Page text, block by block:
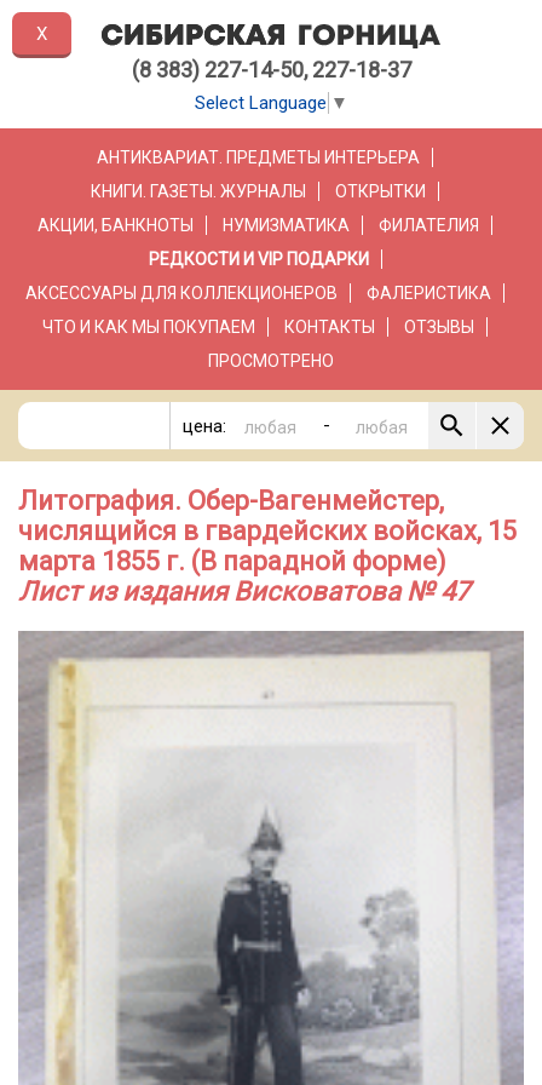
(8 383) 227-14-50, 227-18-37
Select Language ▼
АНТИКВАРИАТ. ПРЕДМЕТЫ ИНТЕРЬЕРА
КНИГИ. ГАЗЕТЫ. ЖУРНАЛЫ
ОТКРЫТКИ
АКЦИИ, БАНКНОТЫ
НУМИЗМАТИКА
ФИЛАТЕЛИЯ
РЕДКОСТИ И VIP ПОДАРКИ
АКСЕССУАРЫ ДЛЯ КОЛЛЕКЦИОНЕРОВ
ФАЛЕРИСТИКА
ЧТО И КАК МЫ ПОКУПАЕМ
КОНТАКТЫ
ОТЗЫВЫ
ПРОСМОТРЕНО
цена: -
Литография. Обер-Вагенмейстер,
числящийся в гвардейских войсках, 15
марта 1855 г. (В парадной форме)
Лист из издания Висковатова № 47
X